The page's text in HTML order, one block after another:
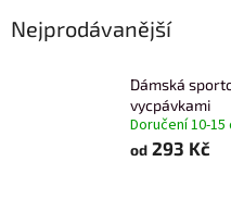
Nejprodávanější
Dámská
vycpávkami
Doručení 10-15
od 293 Kč